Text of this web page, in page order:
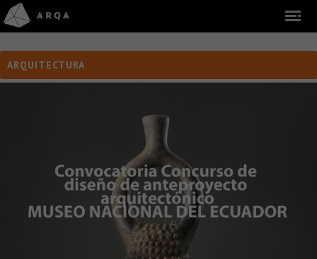
ARQUITECTURA